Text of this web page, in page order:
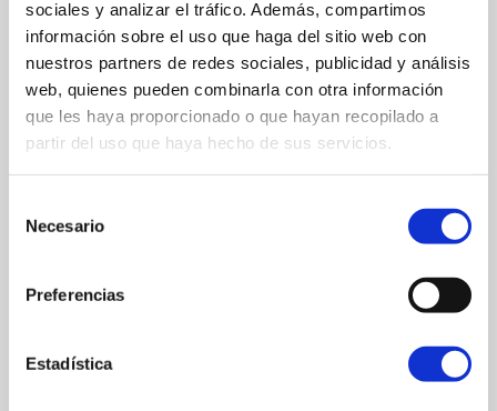
sociales y analizar el tráfico. Además, compartimos
información sobre el uso que haga del sitio web con
nuestros partners de redes sociales, publicidad y análisis
web, quienes pueden combinarla con otra información
que les haya proporcionado o que hayan recopilado a
partir del uso que haya hecho de sus servicios.
Necesario
Preferencias
Estadística